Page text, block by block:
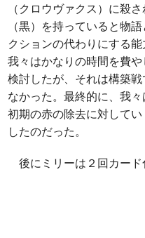
（クロウヴァクス）に殺
（黒）を持っていると物
クションの代わりにする能
我々はかなりの時間を費
検討したが、それは構築
なかった。最終的に、我々
初期の赤の除去に対して
したのだった。
後にミリーは２回カード